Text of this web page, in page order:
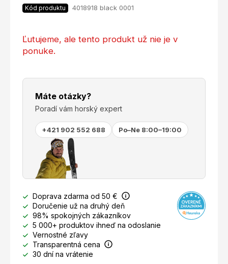
Kód produktu 4018918 black 0001
Ľutujeme, ale tento produkt už nie je v
ponuke.
Máte otázky?
Poradí vám horský expert
+421 902 552 688 Po–Ne 8:00–19:00
Doprava zdarma od 50 €
Doručenie už na druhý deň
98% spokojných zákazníkov
5 000+ produktov ihneď na odoslanie
Vernostné zľavy
Transparentná cena
30 dní na vrátenie